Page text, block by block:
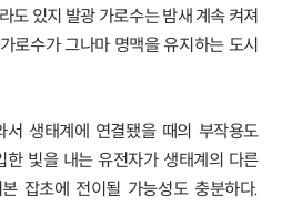
도 있지 발광 가로수는 밤새 계속 켜져
로수가 그나마 명맥을 유지하는 도시
서 생태계에 연결됐을 때의 부작용도
한 빛을 내는 유전자가 생태계의 다른
잡초에 전이될 가능성도 충분하다.